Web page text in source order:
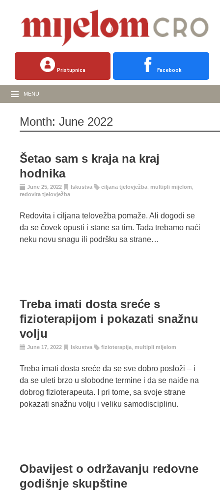
Pristupnica Facebook
MENU
Month: June 2022
Šetao sam s kraja na kraj
hodnika
June 25, 2022 Iskustva ciljana tjelovježba multipli mijelom
redovita tjelovježba
Redovita i ciljana telovežba pomaže. Ali dogodi se
da se čovek opusti i stane sa tim. Tada trebamo naći
neku novu snagu ili podršku sa strane…
Treba imati dosta sreće s
fizioterapijom i pokazati snažnu
volju
June 17, 2022 Iskustva fizioterapija multipli mijelom
Treba imati dosta sreće da se sve dobro posloži – i
da se uleti brzo u slobodne termine i da se naiđe na
dobrog fizioterapeuta. I pri tome, sa svoje strane
pokazati snažnu volju i veliku samodisciplinu.
Obavijest o održavanju redovne
godišnje skupštine